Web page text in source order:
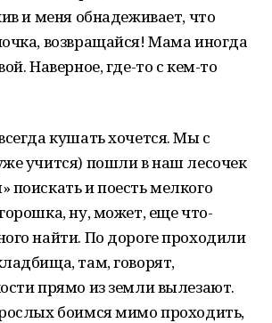
и меня обнадеживает, что
возвращайся! Мама иногда
Наверное, где-то с кем-то
кушать хочется. Мы с
учится) пошли в наш лесочек
поискать и поесть мелкого
ну, может, еще что-
найти. По дороге проходили
там, говорят,
прямо из земли вылезают.
боимся мимо проходить,